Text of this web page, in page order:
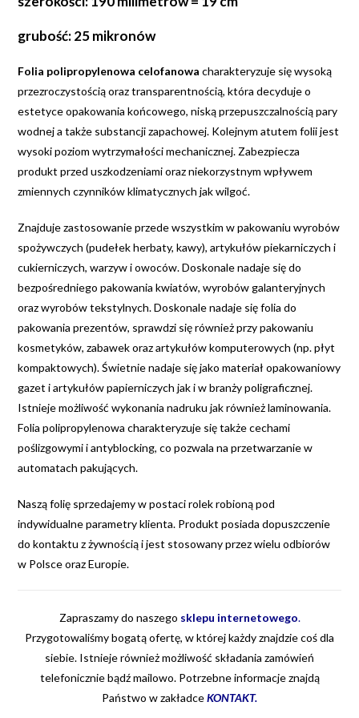
grubość: 25 mikronów
Folia polipropylenowa celofanowa charakteryzuje się wysoką
przezroczystością oraz transparentnością, która decyduje o
estetyce opakowania końcowego, niską przepuszczalnością pary
wodnej a także substancji zapachowej. Kolejnym atutem folii jest
wysoki poziom wytrzymałości mechanicznej. Zabezpiecza
produkt przed uszkodzeniami oraz niekorzystnym wpływem
zmiennych czynników klimatycznych jak wilgoć.
Znajduje zastosowanie przede wszystkim w pakowaniu wyrobów
spożywczych (pudełek herbaty, kawy), artykułów piekarniczych i
cukierniczych, warzyw i owoców. Doskonale nadaje się do
bezpośredniego pakowania kwiatów, wyrobów galanteryjnych
oraz wyrobów tekstylnych. Doskonale nadaje się folia do
pakowania prezentów, sprawdzi się również przy pakowaniu
kosmetyków, zabawek oraz artykułów komputerowych (np. płyt
kompaktowych). Świetnie nadaje się jako materiał opakowaniowy
gazet i artykułów papierniczych jak i w branży poligraficznej.
Istnieje możliwość wykonania nadruku jak również laminowania.
Folia polipropylenowa charakteryzuje się także cechami
poślizgowymi i antyblocking, co pozwala na przetwarzanie w
automatach pakujących.
Naszą folię sprzedajemy w postaci rolek robioną pod
indywidualne parametry klienta. Produkt posiada dopuszczenie
do kontaktu z żywnością i jest stosowany przez wielu odbiorów
w Polsce oraz Europie.
Zapraszamy do naszego sklepu internetowego.
Przygotowaliśmy bogatą ofertę, w której każdy znajdzie coś dla
siebie. Istnieje również możliwość składania zamówień
telefonicznie bądź mailowo. Potrzebne informacje znajdą
Państwo w zakładceKONTAKT.